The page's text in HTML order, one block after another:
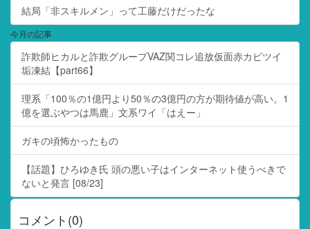
結局「非スキルメン」って工藤だけだったな
今月の記事
詐欺師ヒカルと詐欺グループVAZ関コレ追放仮面赤カビツイ
垢凍結【part66】
理系「100％の1億円より50％の3億円の方が期待値が高い。1
億を選ぶやつは馬鹿」文系ワイ「はえー」
ガキの頃怖かったもの
【話題】ひろゆき氏 頭の悪い子はインターネット使うべきで
ないと発言 [08/23]
コメント(0)